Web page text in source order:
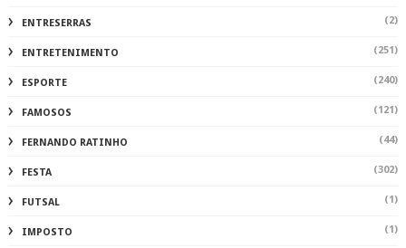
ENTRESERRAS (2)
ENTRETENIMENTO (251)
ESPORTE (240)
FAMOSOS (121)
FERNANDO RATINHO (44)
FESTA (302)
FUTSAL (1)
IMPOSTO (1)